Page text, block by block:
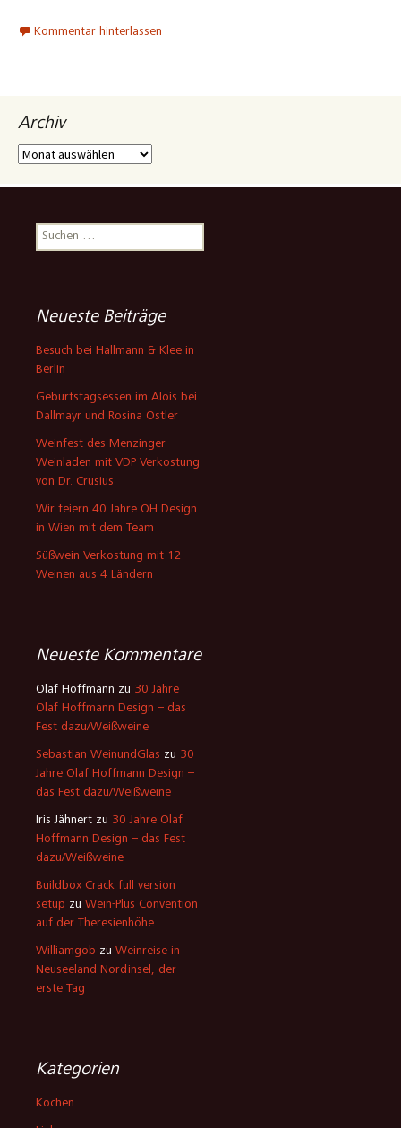
Kommentar hinterlassen
Archiv
Archiv
Suchen
nach:
Neueste Beiträge
Besuch bei Hallmann & Klee in
Berlin
Geburtstagsessen im Alois bei
Dallmayr und Rosina Ostler
Weinfest des Menzinger
Weinladen mit VDP Verkostung
von Dr. Crusius
Wir feiern 40 Jahre OH Design
in Wien mit dem Team
Süßwein Verkostung mit 12
Weinen aus 4 Ländern
Neueste Kommentare
Olaf Hoffmann zu 30 Jahre
Olaf Hoffmann Design – das
Fest dazu/Weißweine
Sebastian WeinundGlas zu 30
Jahre Olaf Hoffmann Design –
das Fest dazu/Weißweine
Iris Jähnert zu 30 Jahre Olaf
Hoffmann Design – das Fest
dazu/Weißweine
Buildbox Crack full version
setup zu Wein-Plus Convention
auf der Theresienhöhe
Williamgob zu Weinreise in
Neuseeland Nordinsel, der
erste Tag
Kategorien
Kochen